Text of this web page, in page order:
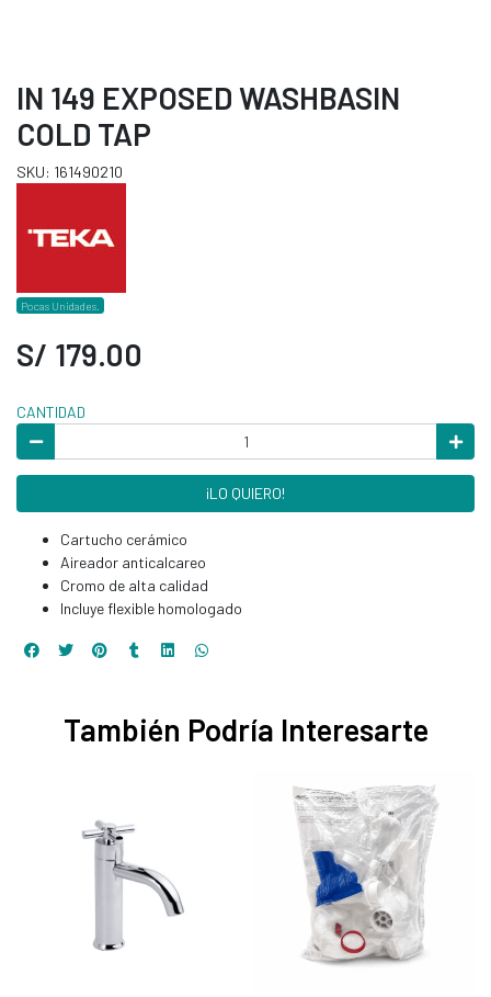
IN 149 EXPOSED WASHBASIN
COLD TAP
SKU: 161490210
Pocas Unidades.
S/ 179.00
CANTIDAD
¡LO QUIERO!
Cartucho cerámico
Aireador anticalcareo
Cromo de alta calidad
Incluye flexible homologado
También Podría Interesarte